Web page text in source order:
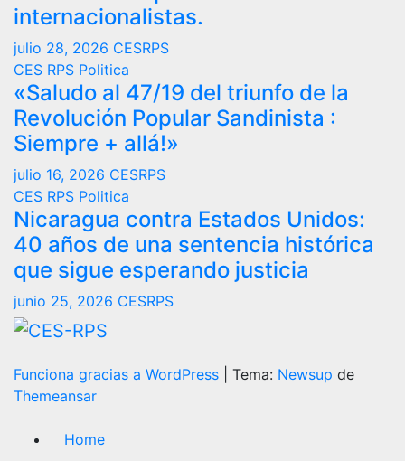
internacionalistas.
julio 28, 2026 CESRPS
CES RPS Politica
«Saludo al 47/19 del triunfo de la
Revolución Popular Sandinista :
Siempre + allá!»
julio 16, 2026 CESRPS
CES RPS Politica
Nicaragua contra Estados Unidos:
40 años de una sentencia histórica
que sigue esperando justicia
junio 25, 2026 CESRPS
Funciona gracias a WordPress Tema: Newsup de
Themeansar
Home